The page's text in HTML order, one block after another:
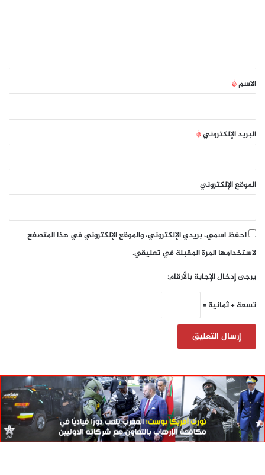
*
الاسم*
البريد الإلكتروني*
الموقع الإلكتروني
احفظ اسمي، بريدي الإلكتروني، والموقع الإلكتروني في هذا المتصفح
لاستخدامها المرة المقبلة في تعليقي.
يرجى إدخال الإجابة بالأرقام:
تسعة + ثمانية =